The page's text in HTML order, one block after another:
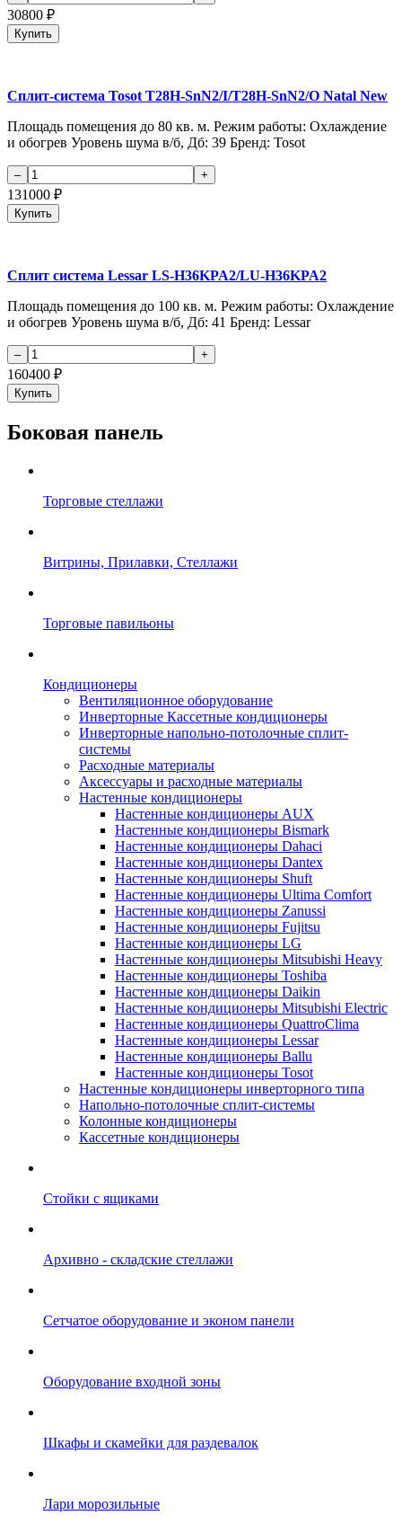
30800 ₽
Купить
Сплит-система Tosot T28H-SnN2/I/T28H-SnN2/O Natal New
Площадь помещения до 80 кв. м. Режим работы: Охлаждение
и обогрев Уровень шума в/б, Дб: 39 Бренд: Tosot
131000 ₽
Купить
Сплит система Lessar LS-H36KPA2/LU-H36KPA2
Площадь помещения до 100 кв. м. Режим работы: Охлаждение
и обогрев Уровень шума в/б, Дб: 41 Бренд: Lessar
160400 ₽
Купить
Боковая панель
Торговые стеллажи
Витрины, Прилавки, Стеллажи
Торговые павильоны
Кондиционеры
Вентиляционное оборудование
Инверторные Кассетные кондиционеры
Инверторные напольно-потолочные сплит-
системы
Расходные материалы
Аксессуары и расходные материалы
Настенные кондиционеры
Настенные кондиционеры AUX
Настенные кондиционеры Bismark
Настенные кондиционеры Dahaci
Настенные кондиционеры Dantex
Настенные кондиционеры Shuft
Настенные кондиционеры Ultima Comfort
Настенные кондиционеры Zanussi
Настенные кондиционеры Fujitsu
Настенные кондиционеры LG
Настенные кондиционеры Mitsubishi Heavy
Настенные кондиционеры Toshiba
Настенные кондиционеры Daikin
Настенные кондиционеры Mitsubishi Electric
Настенные кондиционеры QuattroClima
Настенные кондиционеры Lessar
Настенные кондиционеры Ballu
Настенные кондиционеры Tosot
Настенные кондиционеры инверторного типа
Напольно-потолочные сплит-системы
Колонные кондиционеры
Кассетные кондиционеры
Стойки с ящиками
Архивно - складские стеллажи
Сетчатое оборудование и эконом панели
Оборудование входной зоны
Шкафы и скамейки для раздевалок
Лари морозильные